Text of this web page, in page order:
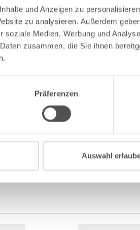
und Anzeigen zu
zu analysieren. Außerdem
soziale Medien, Werbung und
zusammen, die Sie ihnen
Präferenzen
Auswahl
sodass ein Reinigen des
Pool-Chlor Tabletten erfolgt
auszubleichen.
Bauteil, welches bei
ins Schwimmbad versperrt.
für automatische Poolsauger